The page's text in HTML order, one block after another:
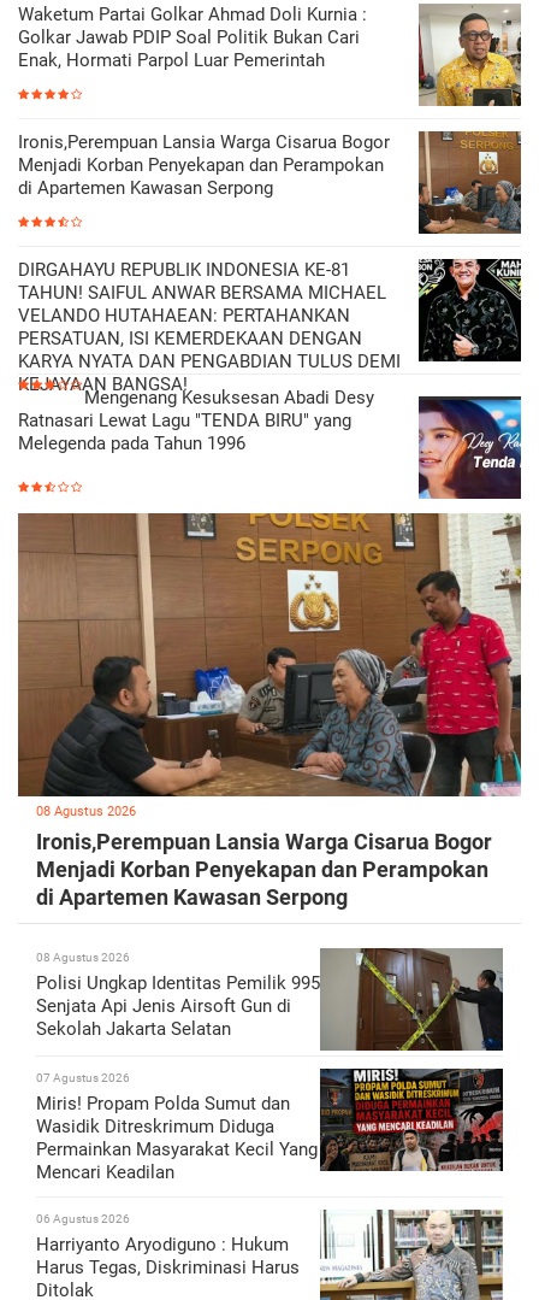
Waketum Partai Golkar Ahmad Doli Kurnia :
Golkar Jawab PDIP Soal Politik Bukan Cari
Enak, Hormati Parpol Luar Pemerintah
Ironis,Perempuan Lansia Warga Cisarua Bogor
Menjadi Korban Penyekapan dan Perampokan
di Apartemen Kawasan Serpong
DIRGAHAYU REPUBLIK INDONESIA KE-81
TAHUN! SAIFUL ANWAR BERSAMA MICHAEL
VELANDO HUTAHAEAN: PERTAHANKAN
PERSATUAN, ISI KEMERDEKAAN DENGAN
KARYA NYATA DAN PENGABDIAN TULUS DEMI
KEJAYAAN BANGSA!
Mengenang Kesuksesan Abadi Desy
Ratnasari Lewat Lagu "TENDA BIRU" yang
Melegenda pada Tahun 1996
08 Agustus 2026
Ironis,Perempuan Lansia Warga Cisarua Bogor
Menjadi Korban Penyekapan dan Perampokan
di Apartemen Kawasan Serpong
08 Agustus 2026
Polisi Ungkap Identitas Pemilik 995
Senjata Api Jenis Airsoft Gun di
Sekolah Jakarta Selatan
07 Agustus 2026
Miris! Propam Polda Sumut dan
Wasidik Ditreskrimum Diduga
Permainkan Masyarakat Kecil Yang
Mencari Keadilan
06 Agustus 2026
Harriyanto Aryodiguno : Hukum
Harus Tegas, Diskriminasi Harus
Ditolak